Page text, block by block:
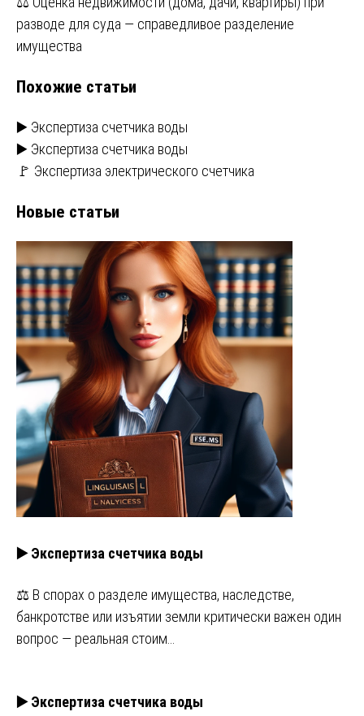
записям
разводе для суда — справедливое разделение
имущества
Похожие статьи
▶️ Экспертиза счетчика воды
▶️ Экспертиза счетчика воды
🚩 Экспертиза электрического счетчика
Новые статьи
▶️ Экспертиза счетчика воды
⚖️ В спорах о разделе имущества, наследстве,
банкротстве или изъятии земли критически важен один
вопрос — реальная стоим…
▶️ Экспертиза счетчика воды